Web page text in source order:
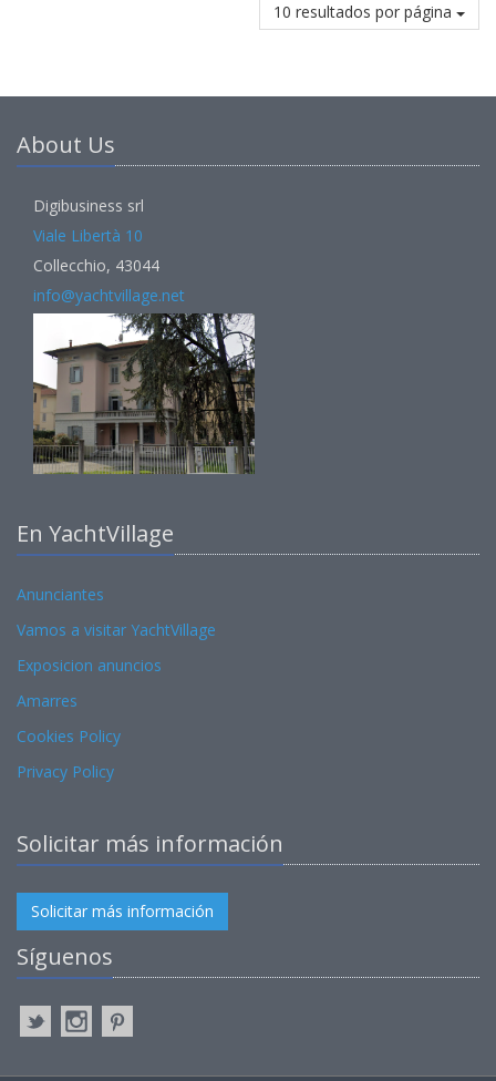
10 resultados por página
About Us
Digibusiness srl
Viale Libertà 10
Collecchio, 43044
info@yachtvillage.net
En YachtVillage
Anunciantes
Vamos a visitar YachtVillage
Exposicion anuncios
Amarres
Cookies Policy
Privacy Policy
Solicitar más información
Solicitar más información
Síguenos